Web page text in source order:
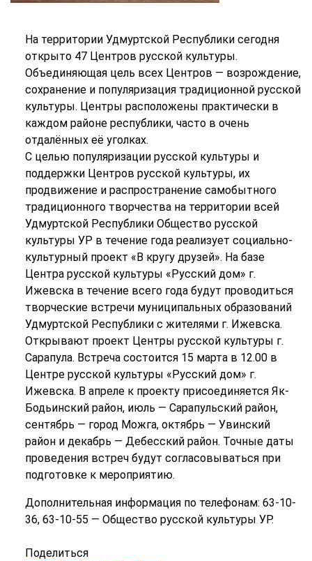
На территории Удмуртской Республики сегодня
открыто 47 Центров русской культуры.
Объединяющая цель всех Центров — возрождение,
сохранение и популяризация традиционной русской
культуры. Центры расположены практически в
каждом районе республики, часто в очень
отдалённых её уголках.
С целью популяризации русской культуры и
поддержки Центров русской культуры, их
продвижение и распространение самобытного
традиционного творчества на территории всей
Удмуртской Республики Общество русской
культуры УР в течение года реализует социально-
культурный проект «В кругу друзей». На базе
Центра русской культуры «Русский дом» г.
Ижевска в течение всего года будут проводиться
творческие встречи муниципальных образований
Удмуртской Республики с жителями г. Ижевска.
Открывают проект Центры русской культуры г.
Сарапула. Встреча состоится 15 марта в 12.00 в
Центре русской культуры «Русский дом» г.
Ижевска. В апреле к проекту присоединяется Як-
Бодьинский район, июль — Сарапульский район,
сентябрь — город Можга, октябрь — Увинский
район и декабрь — Дебесский район. Точные даты
проведения встреч будут согласовываться при
подготовке к мероприятию.
Дополнительная информация по телефонам: 63-10-
36, 63-10-55 — Общество русской культуры УР.
Поделиться